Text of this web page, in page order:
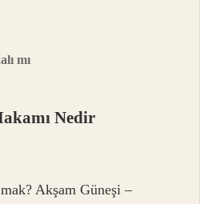
mı
Nedir
Akşam Güneşi –